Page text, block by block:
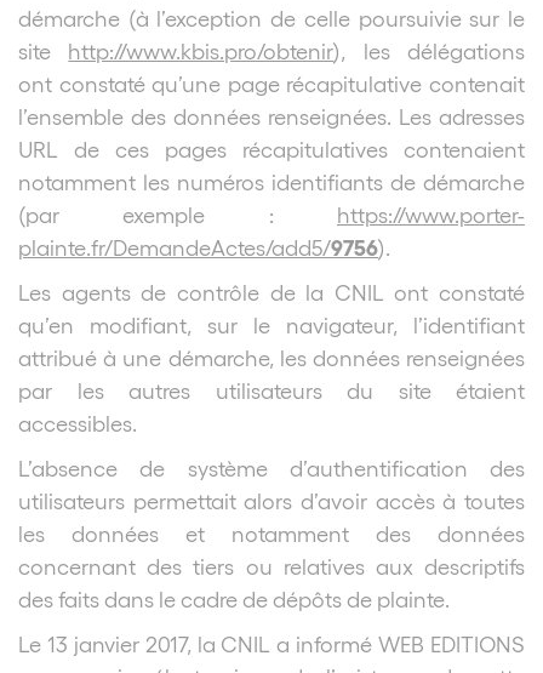
démarche (à l’exception de celle poursuivie sur le
site http://www.kbis.pro/obtenir), les délégations
ont constaté qu’une page récapitulative contenait
l’ensemble des données renseignées. Les adresses
URL de ces pages récapitulatives contenaient
notamment les numéros identifiants de démarche
(par exemple : https://www.porter-
plainte.fr/DemandeActes/add5/9756).
Les agents de contrôle de la CNIL ont constaté
qu’en modifiant, sur le navigateur, l’identifiant
attribué à une démarche, les données renseignées
par les autres utilisateurs du site étaient
accessibles.
L’absence de système d’authentification des
utilisateurs permettait alors d’avoir accès à toutes
les données et notamment des données
concernant des tiers ou relatives aux descriptifs
des faits dans le cadre de dépôts de plainte.
Le 13 janvier 2017, la CNIL a informé WEB EDITIONS